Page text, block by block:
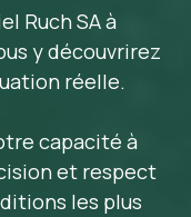
Ruch SA à
y découvrirez
réelle.
capacité à
et respect
les plus